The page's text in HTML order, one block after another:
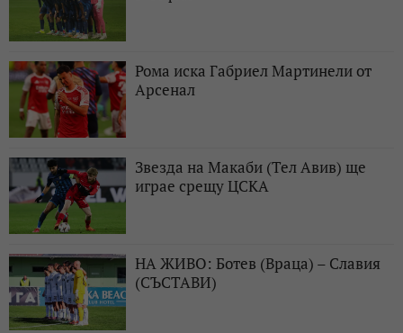
Рома иска Габриел Мартинели от
Арсенал
Звезда на Макаби (Тел Авив) ще
играе срещу ЦСКА
НА ЖИВО: Ботев (Враца) – Славия
(СЪСТАВИ)